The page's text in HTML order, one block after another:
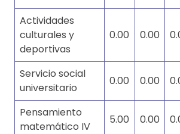
Actividades
culturales y
deportivas
0.00 0.00
Servicio social
universitario
0.00 0.00
Pensamiento
matemático IV
5.00 0.00